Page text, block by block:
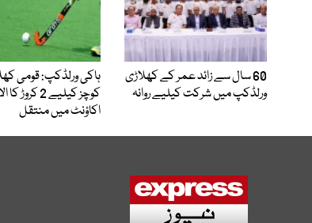
60 سال سے زائد عمر کے کھلاڑی
ورلڈکپ میں شرکت کیلیے روانہ
ہاکی ورلڈکپ: قومی
کوچز کیلیے 2
اکاؤنٹ میں منتقل